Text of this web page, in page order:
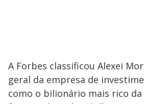
A Forbes classificou Alexei
geral da empresa de
como o bilionário mais rico da